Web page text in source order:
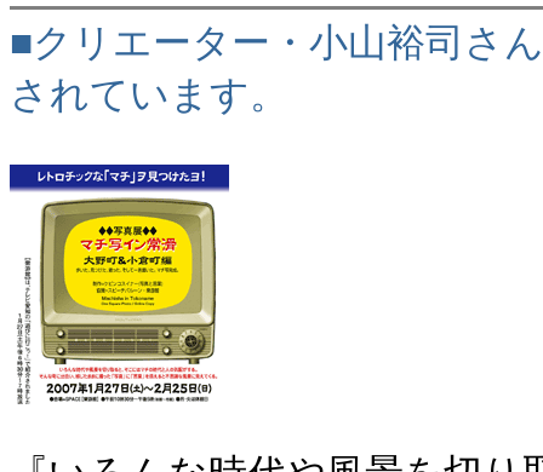
■クリエーター・小山裕司さ
されています。